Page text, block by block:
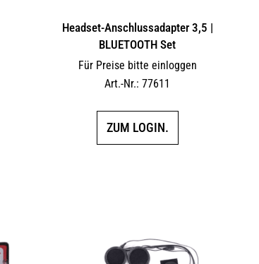
Headset-Anschlussadapter 3,5 |
BLUETOOTH Set
Für Preise bitte einloggen
Art.-Nr.: 77611
ZUM LOGIN.